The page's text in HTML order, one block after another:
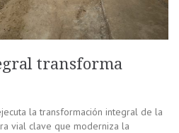
transforma
la transformación integral de la
vial clave que moderniza la